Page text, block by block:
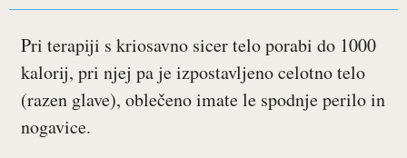
Pri terapiji s kriosavno sicer telo porabi do 1000
kalorij, pri njej pa je izpostavljeno celotno telo
(razen glave), oblečeno imate le spodnje perilo in
nogavice.